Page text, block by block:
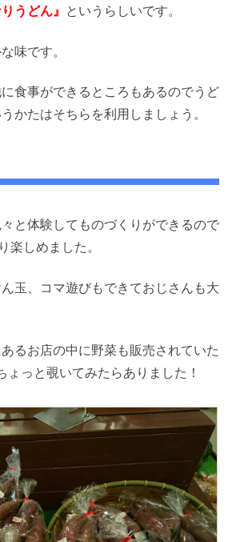
うどん』
というらしいです。
な味です。
食事ができるところもあるのでうど
かたはそちらを利用しましょう。
々と体験してものづくりができるので
楽しめました。
玉、コマ遊びもできておじさんも大
るお店の中に野菜も販売されていた
ょっと覗いてみたらありました！